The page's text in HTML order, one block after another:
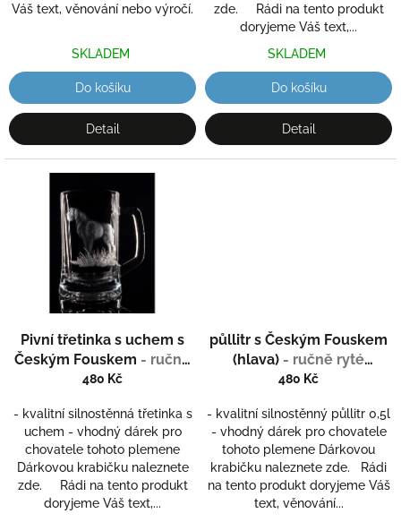
Váš text, věnování nebo výročí.
SKLADEM
Do košíku
Detail
zde. Rádi na tento produkt
doryjeme Váš text,...
SKLADEM
Do košíku
Detail
Pivní třetinka s uchem s
Českým Fouskem - ručně
ryté (broušené), dárek pro
480 Kč
- kvalitní silnostěnná třetinka s
uchem - vhodný dárek pro
chovatele tohoto plemene
Dárkovou krabičku naleznete
zde. Rádi na tento produkt
doryjeme Váš text,...
půllitr s Českým Fouskem
(hlava) - ručně ryté
(broušené), dárek pro
480 Kč
- kvalitní silnostěnný půllitr 0,5l
- vhodný dárek pro chovatele
tohoto plemene Dárkovou
krabičku naleznete zde. Rádi
na tento produkt doryjeme Váš
text, věnování...